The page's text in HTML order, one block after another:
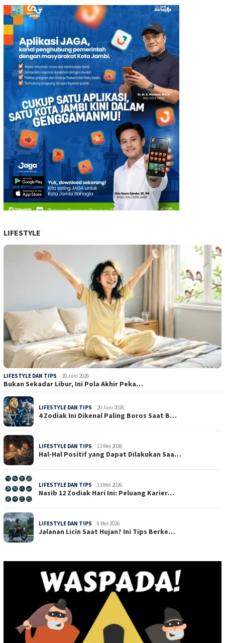
LIFESTYLE
LIFESTYLE DAN TIPS 20 Juni 2026
Bukan Sekadar Libur, Ini Pola Akhir Peka…
LIFESTYLE DAN TIPS 20 Juni 2026
4 Zodiak Ini Dikenal Paling Boros Saat B…
LIFESTYLE DAN TIPS 13 Mei 2026
Hal-Hal Positif yang Dapat Dilakukan Saa…
LIFESTYLE DAN TIPS 13 Mei 2026
Nasib 12 Zodiak Hari Ini: Peluang Karier…
LIFESTYLE DAN TIPS 8 Mei 2026
Jalanan Licin Saat Hujan? Ini Tips Berke…